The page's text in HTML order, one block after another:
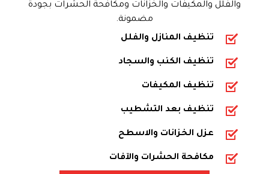
والفلل والمكيفات والخزانات ومكافحة الحشرات بجودة
مضمونة.
تنظيف المنازل والفلل
تنظيف الكنب والسجاد
تنظيف المكيفات
تنظيف بعد التشطيب
عزل الخزانات والاسطح
مكافحة الحشرات والآفات